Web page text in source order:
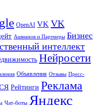
OpenAI VK VK
Ашманов и Партнеры Бизнес
интеллект
Нейросети
Объявления Отзывы Пресс-
Рейтинги Реклама
Чат-боты Яндекс